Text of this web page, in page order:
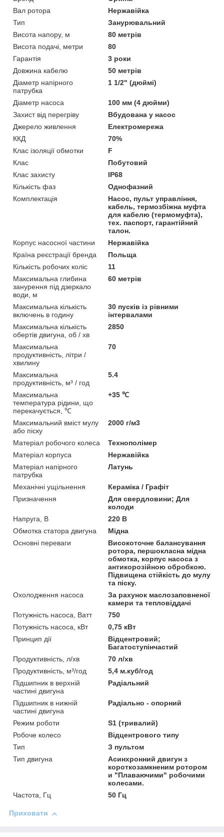
Вал ротора
Нержавійка
Тип
Занурювальний
Висота напору, м
80 метрів
Висота подачі, метри
80
Гарантія
3 роки
Довжина кабелю
50 метрів
Діаметр напірного
патрубка
1 1/2" (дюймі)
Діаметр насоса
100 мм (4 дюйми)
Захист від перегріву
Вбудована у насос
Джерело живлення
Електромережа
ККД
70%
Клас ізоляції обмотки
F
Клас
Побутовий
Клас захисту
IP68
Кількість фаз
Однофазний
Комплектація
Насос, пульт управління,
кабель, термозбіжна муфта
для кабелю (термомуфта),
тех. паспорт, гарантійний
талон.
Корпус насосної частини
Нержавійка
Країна реєстрації бренда
Польща
Кількість робочих коліс
11
Максимальна глибина
занурення під дзеркало
води, м
60 метрів
Максимальна кількість
включень в годину
30 пусків із рівними
інтервалами
Максимальна кількість
обертів двигуна, об / хв
2850
Максимальна
продуктивність, літри /
хвилину
70
Максимальна
продуктивність, м³ / год
5.4
Максимальна
температура рідини, що
перекачується, ℃
+35 ℃
Максимальний вміст мулу
або піску
2000 г/м3
Матеріал робочого колеса
Технополімер
Матеріал корпуса
Нержавійка
Матеріал напірного
патрубка
Латунь
Механічні ущільнення
Кераміка / Графіт
Призначення
Для свердловини; Для
колоди
Напруга, В
220 В
Обмотка статора двигуна
Мідна
Основні переваги
Високоточне балансування
ротора, першокласна мідна
обмотка, корпус насоса з
антикорозійною обробкою.
Підвищена стійкість до мулу
та піску.
Охолодження насоса
За рахунок маслозаповненої
камери та тепловіддачі
Потужність насоса, Ватт
750
Потужність насоса, кВт
0,75 кВт
Принцип дії
Відцентровий;
Багатоступінчастий
Продуктивність, л/хв
70 л/хв
Продуктивність, м³/год
5,4 м.куб/год
Підшипник в верхній
частині двигуна
Радіальний
Підшипник в нижній
частині двигуна
Радіально - опорний
Режим роботи
S1 (тривалий)
Робоче колесо
Відцентрового типу
Тип
З пультом
Тип двигуна
Асинхронний двигун з
короткозамкненим ротором
и "Плаваючими" робочими
колесами.
Частота, Гц
50 Гц
Приховати